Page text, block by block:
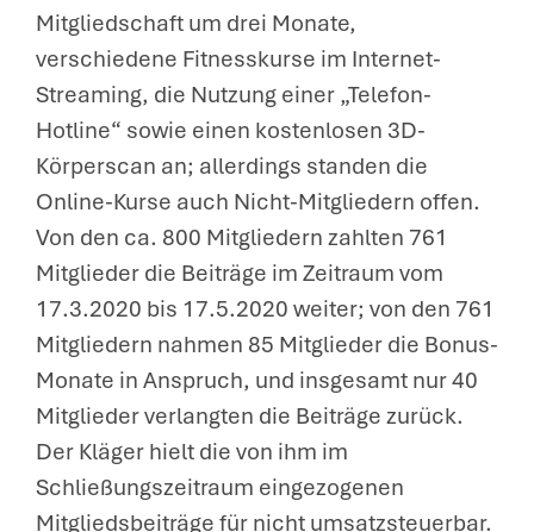
Mitgliedschaft um drei Monate,
verschiedene Fitnesskurse im Internet-
Streaming, die Nutzung einer „Telefon-
Hotline“ sowie einen kostenlosen 3D-
Körperscan an; allerdings standen die
Online-Kurse auch Nicht-Mitgliedern offen.
Von den ca. 800 Mitgliedern zahlten 761
Mitglieder die Beiträge im Zeitraum vom
17.3.2020 bis 17.5.2020 weiter; von den 761
Mitgliedern nahmen 85 Mitglieder die Bonus-
Monate in Anspruch, und insgesamt nur 40
Mitglieder verlangten die Beiträge zurück.
Der Kläger hielt die von ihm im
Schließungszeitraum eingezogenen
Mitgliedsbeiträge für nicht umsatzsteuerbar.